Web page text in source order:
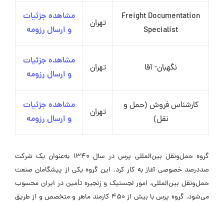
Freight Documentation
Specialist
تهران
مشاهده جزئیات
و ارسال رزومه
نگهبان- آقا تهران
مشاهده جزئیات
و ارسال رزومه
کارشناس فروش (حمل و
نقل)
تهران
مشاهده جزئیات
و ارسال رزومه
گروه حمل‌ونقل بین‌المللی پرس در سال ۱۳۴۰ به‌عنوان یک شرکت
صددرصد خصوصی آغاز به کار کرد. این گروه یکی از پیشگامان صنعت
حمل‌ونقل بین‌المللی، امور لجستیک و زنجیره تأمین در ایران محسوب
می‌شود. گروه پرس با بیش از ۴۵۰ کارمند ماهر و متخصص و از طریق